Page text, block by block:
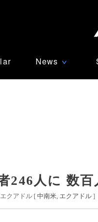
News ∨
246人に 数
クアドル [ 中南米 エクアドル ]